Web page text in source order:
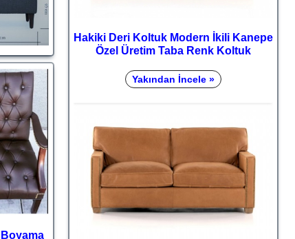
Hakiki Deri Koltuk Modern İkili Kanepe
Özel Üretim Taba Renk Koltuk
Yakından İncele »